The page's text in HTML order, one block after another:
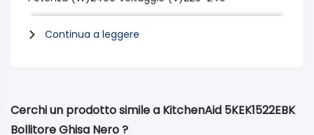
Frequenza (Hz)50/60
Altezza prodotto 218
Larghezza prodotto 263
Continua a leggere
Cerchi un prodotto simile a KitchenAid 5KEK1522EBK
Bollitore Ghisa Nero ?